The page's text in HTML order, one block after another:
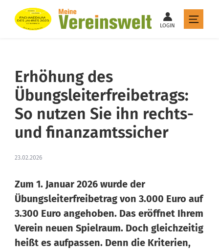
LOGIN
Erhöhung des
Übungsleiterfreibetrags:
So nutzen Sie ihn rechts-
und finanzamtssicher
23.02.2026
Zum 1. Januar 2026 wurde der
Übungsleiterfreibetrag von 3.000 Euro auf
3.300 Euro angehoben. Das eröffnet Ihrem
Verein neuen Spielraum. Doch gleichzeitig
heißt es aufpassen. Denn die Kriterien,